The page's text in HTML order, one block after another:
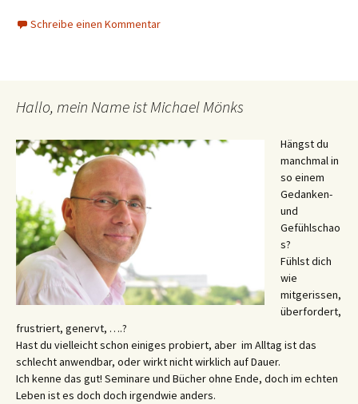
Schreibe einen Kommentar
Hallo, mein Name ist Michael Mönks
Hängst du
manchmal in
so einem
Gedanken-
und
Gefühlschao
s?
Fühlst dich
wie
mitgerissen,
überfordert,
frustriert, genervt, ….?
Hast du vielleicht schon einiges probiert, aber im Alltag ist das
schlecht anwendbar, oder wirkt nicht wirklich auf Dauer.
Ich kenne das gut! Seminare und Bücher ohne Ende, doch im echten
Leben ist es doch doch irgendwie anders.